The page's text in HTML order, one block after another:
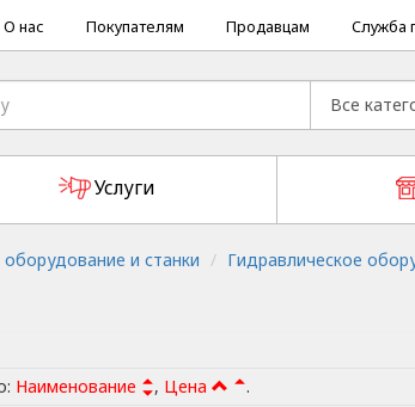
О нас Покупателям Продавцам Служба
Услуги
и станки Гидравлическое
Наименование , Цена .